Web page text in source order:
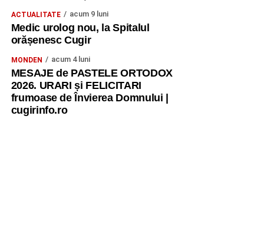
ACTUALITATE acum 9 luni
Medic urolog nou, la Spitalul
orășenesc Cugir
MONDEN acum 4 luni
MESAJE de PASTELE ORTODOX
2026. URARI și FELICITARI
frumoase de Învierea Domnului |
cugirinfo.ro